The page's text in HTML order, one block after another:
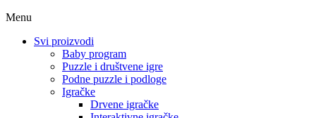
Menu
Svi proizvodi
Baby program
Puzzle i društvene igre
Podne puzzle i podloge
Igračke
Drvene igračke